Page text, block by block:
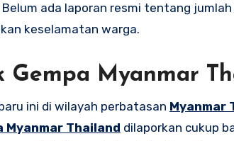
ada laporan resmi tentang
keselamatan warga.
Gempa Myanmar
ini di wilayah perbatasan Myanmar
Myanmar Thailand dilaporkan cukup